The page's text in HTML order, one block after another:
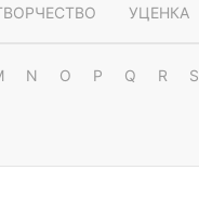
УЦЕНКА
N O P Q R S